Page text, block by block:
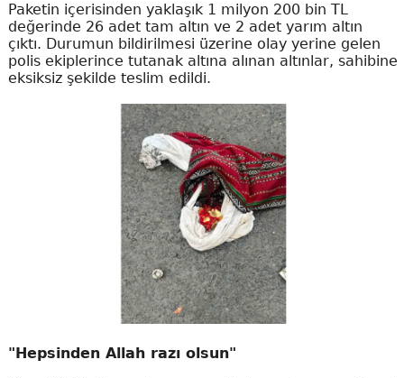
Paketin içerisinden yaklaşık 1 milyon 200 bin TL
değerinde 26 adet tam altın ve 2 adet yarım altın
çıktı. Durumun bildirilmesi üzerine olay yerine gelen
polis ekiplerince tutanak altına alınan altınlar, sahibine
eksiksiz şekilde teslim edildi.
"Hepsinden Allah razı olsun"